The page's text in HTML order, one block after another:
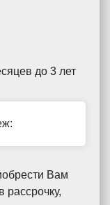
до 3 лет
Вам